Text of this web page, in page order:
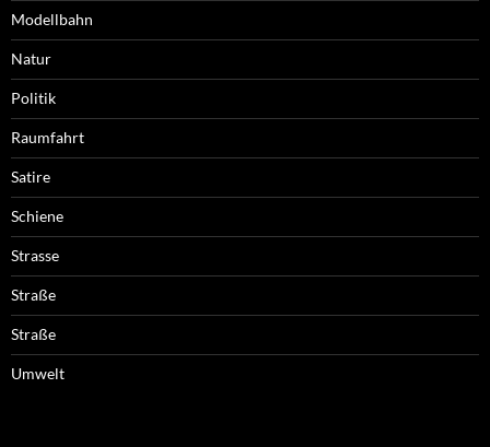
Modellbahn
Natur
Politik
Raumfahrt
Satire
Schiene
Strasse
Straße
Straße
Umwelt